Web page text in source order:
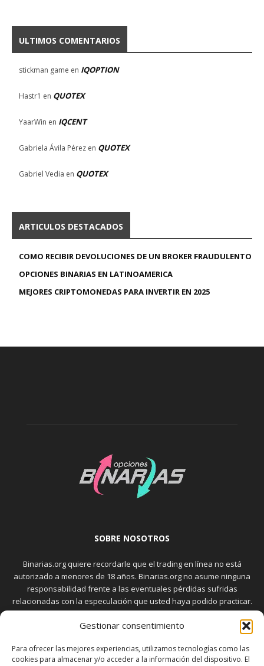
Gestionar consentimiento
Para ofrecer las mejores experiencias, utilizamos tecnologías como las
cookies para almacenar y/o acceder a la información del dispositivo. El
ULTIMOS COMENTARIOS
stickman game en IQOPTION
Hastr1 en QUOTEX
YaarWin en IQCENT
Gabriela Ávila Pérez en QUOTEX
Gabriel Vedia en QUOTEX
ARTICULOS DESTACADOS
COMO RECIBIR DEVOLUCIONES DE UN BROKER FRAUDULENTO
OPCIONES BINARIAS EN LATINOAMERICA
MEJORES CRIPTOMONEDAS PARA INVERTIR EN 2025
SOBRE NOSOTROS
Binarias.org quiere recordarle que el trading en línea no está
autorizado a menores de 18 años. Binarias.org no asume ninguna
responsabilidad frente a las eventuales pérdidas sufridas
relacionadas con la especulación que usted haya podido practicar.
El trading en el mercado de opciones binarias implica riesgos
elevados. Usted debe conocer y aceptar estos riesgos, que
transacciones bursátiles.